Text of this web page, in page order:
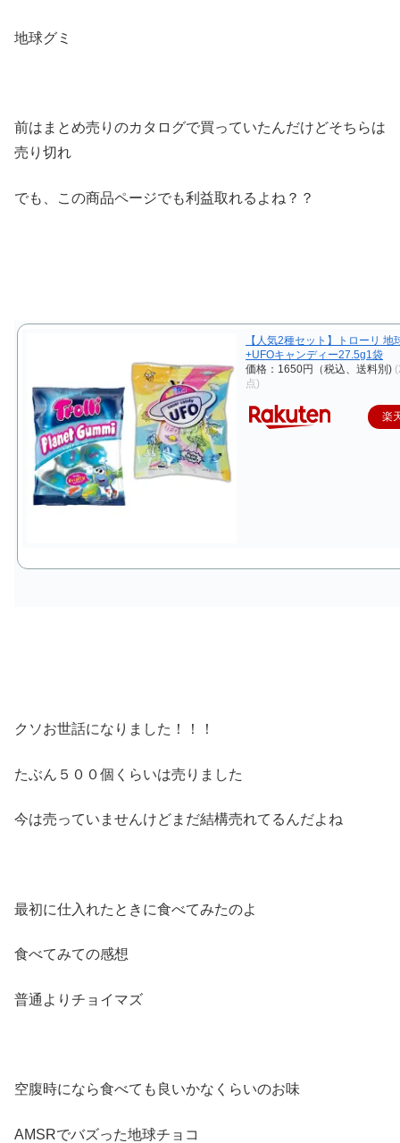
地球グミ
前はまとめ売りのカタログで買っていたんだけどそちらは
売り切れ
でも、この商品ページでも利益取れるよね？？
【人気2種セット】トローリ 地
+UFOキャンディー27.5g1袋
価格：1650円（税込、送料別)
点)
楽
クソお世話になりました！！！
たぶん５００個くらいは売りました
今は売っていませんけどまだ結構売れてるんだよね
最初に仕入れたときに食べてみたのよ
食べてみての感想
普通よりチョイマズ
空腹時になら食べても良いかなくらいのお味
AMSRでバズった地球チョコ